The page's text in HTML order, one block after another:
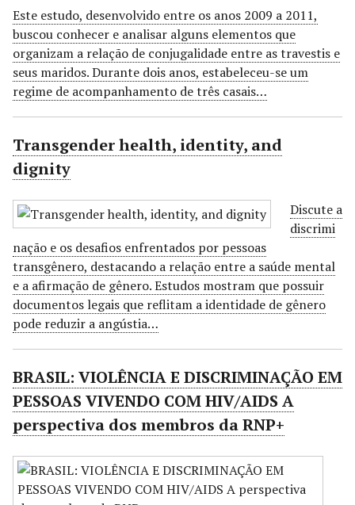
Este estudo, desenvolvido entre os anos 2009 a 2011,
buscou conhecer e analisar alguns elementos que
organizam a relação de conjugalidade entre as travestis e
seus maridos. Durante dois anos, estabeleceu-se um
regime de acompanhamento de três casais…
Transgender health, identity, and
dignity
Discute a
discrimi
nação e os desafios enfrentados por pessoas
transgênero, destacando a relação entre a saúde mental
e a afirmação de gênero. Estudos mostram que possuir
documentos legais que reflitam a identidade de gênero
pode reduzir a angústia…
BRASIL: VIOLÊNCIA E DISCRIMINAÇÃO EM
PESSOAS VIVENDO COM HIV/AIDS A
perspectiva dos membros da RNP+